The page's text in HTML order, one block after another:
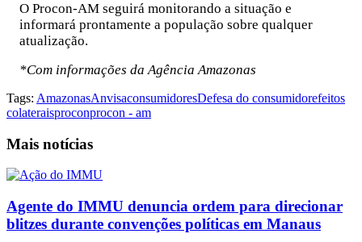
O Procon-AM seguirá monitorando a situação e
informará prontamente a população sobre qualquer
atualização.
*Com informações da Agência Amazonas
Tags: AmazonasAnvisaconsumidoresDefesa do consumidorefeitos
colateraisproconprocon - am
Mais notícias
Agente do IMMU denuncia ordem para direcionar
blitzes durante convenções políticas em Manaus